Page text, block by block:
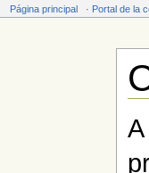
Página principal · Portal de la
A